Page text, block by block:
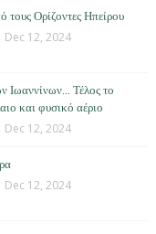
τους Ορίζοντες Ηπείρου
Dec 12, 2024
Ιωαννίνων… Τέλος το
και φυσικό αέριο
Dec 12, 2024
Dec 12, 2024